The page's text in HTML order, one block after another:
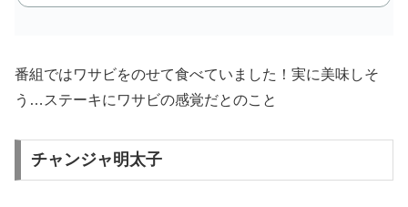
番組ではワサビをのせて食べていました！実に美味しそ
う…ステーキにワサビの感覚だとのこと
チャンジャ明太子